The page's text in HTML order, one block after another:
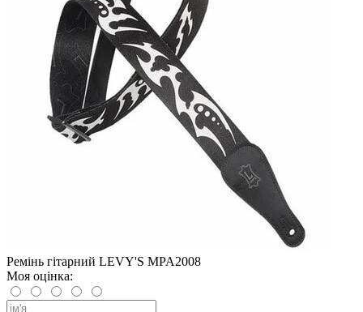
Ремінь гітарний LEVY'S MPA2008
Моя оцінка: